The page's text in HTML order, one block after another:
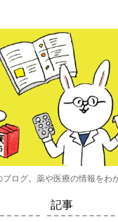
ログ。薬や医療の情報を
記事